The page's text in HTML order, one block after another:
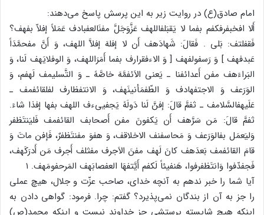
امام‌ صادق‌(ع‌) در روایت‌ زیر به‌ این‌ پرسش‌ پاسخ‌ می‌دهند:
أَلا افخبفرفکفم‌ بفما لا یَقبَلفاللهف عَزَّوَجَلَّ مفنَالعفبادف عَمَلاً إفلاّ بفهف؟
فَقفلتف: بَلی‌ . فَقالَ: شَهادَهف أَن‌ لا إفلهَ إفلاَّ اللهف، وَ أَنَّ مفحمَّدَاً
عَبدفهف ] وَ رَسفولفهف [ وَ الاءفقرارف بفما أَمَرَاللهف، وَ الوفلایَهف لَنا، وَ
البَراءَهف مفن‌ أَعدائفنا ـ یَعنی‌ الاَئفمَّهَ خاصَّهً ـ وَ التَّسلیمف لَهفم‌، وَ
الوَرَعف وَ الاجتفهادف وَ الطّفمَأنینَهف، وَ الانتفظارف لفلقائفمف ـ
عَلَیهفالسَّلامف ـ ثفمَّ قالَ: إفنَّ لَنا دَولَهً یَجفیی‌ءف اللهف بفها إفذا شاءَ.
ثفمَّ قالَ: مَن‌ سَرَّهف أَن‌ یَکفونَ مفن‌ أَصحابف القائفمف فَلیَنتَظفر
وَلیَعمَل‌ بفالوَرَعف وَ مَحاسفنف الاخلاقف، وَ هفوَ مفنتَظفرٌ، فَإفن‌ ماتَ وَ
قامَ القائفمف بَعدَهف کانَ لَهف مفنَ الاَجرف مفثلف أَجرف مَن‌ أَدرَکَهف،
فَجفدّفوا وَانتَظفرفوا، هَنفیئاً لَکفم‌ أَیَّتفهَا العفصابَهف المَرحفومَهف. ۱
آیا شما را خبر ندهم‌ به‌ آنچه‌ خدای‌، صاحب‌ عزّت‌ و جلال‌، هیچ‌ عملی‌
را جز به‌ آن‌ از بندگان‌ نمی‌پذیرد؟ گفتم‌: چرا. فرمود: گواهی‌ دادن‌ به‌
اینکه‌ هیچ‌ شایسته‌ پرستشی‌ جز خداوند نیست‌ و اینکه‌ محمد(ص‌)